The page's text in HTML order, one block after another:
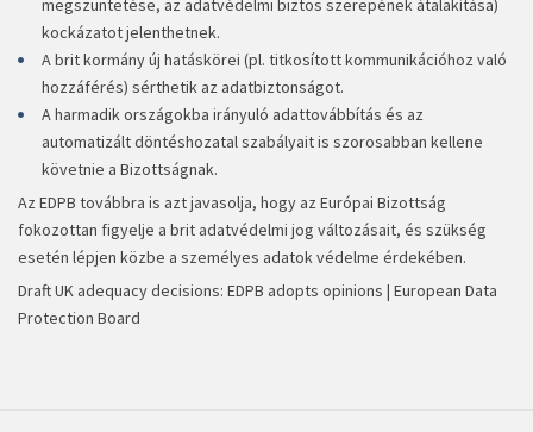
megszüntetése, az adatvédelmi biztos szerepének átalakítása)
kockázatot jelenthetnek.
A brit kormány új hatáskörei (pl. titkosított kommunikációhoz való
hozzáférés) sérthetik az adatbiztonságot.
A harmadik országokba irányuló adattovábbítás és az
automatizált döntéshozatal szabályait is szorosabban kellene
követnie a Bizottságnak.
Az EDPB továbbra is azt javasolja, hogy az Európai Bizottság
fokozottan figyelje a brit adatvédelmi jog változásait, és szükség
esetén lépjen közbe a személyes adatok védelme érdekében.
Draft UK adequacy decisions: EDPB adopts opinions | European Data
Protection Board